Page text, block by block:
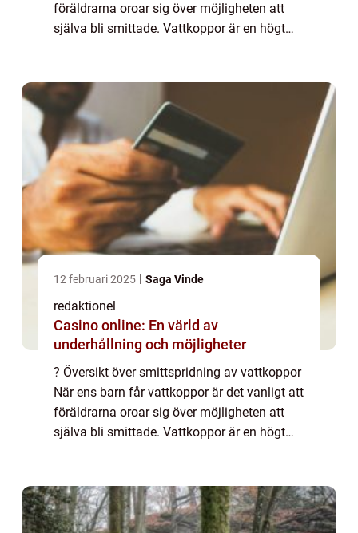
föräldrarna oroar sig över möjligheten att
själva bli smittade. Vattkoppor är en högt
12 februari 2025 Saga Vinde
redaktionel
Casino online: En värld av
underhållning och möjligheter
? Översikt över smittspridning av vattkoppor
När ens barn får vattkoppor är det vanligt att
föräldrarna oroar sig över möjligheten att
själva bli smittade. Vattkoppor är en högt